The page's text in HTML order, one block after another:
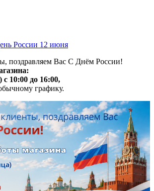
России 12 июня
поздравляем Вас С Днём России!
10:00 до 16:00,
графику.